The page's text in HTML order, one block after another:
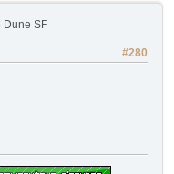
Dune SF
#280